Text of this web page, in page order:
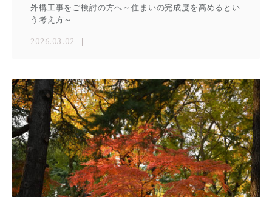
外構工事をご検討の方へ～住まいの完成度を高めるとい
う考え方～
2026.03.02